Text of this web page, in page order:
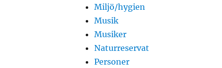
Miljö/hygien
Musik
Musiker
Naturreservat
Personer